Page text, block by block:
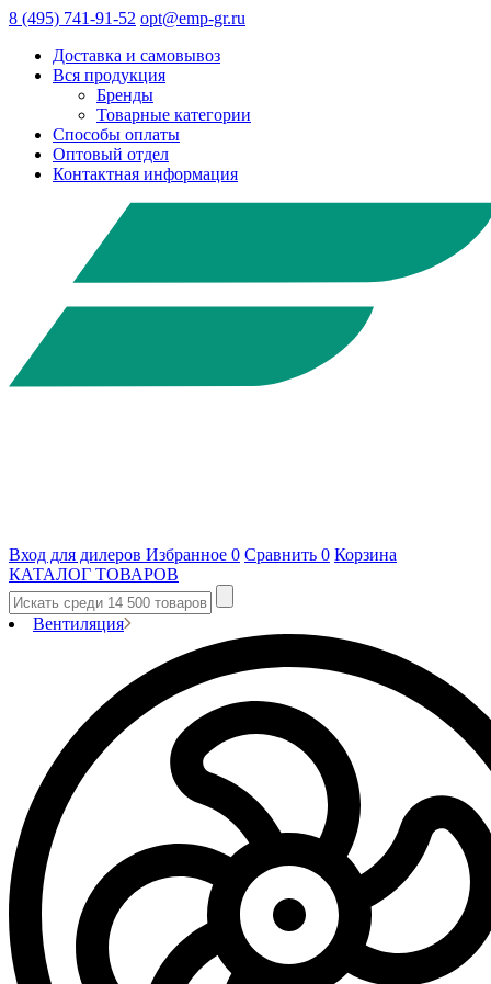
8 (495) 741-91-52 opt@emp-gr.ru
Доставка и самовывоз
Вся продукция
Бренды
Товарные категории
Способы оплаты
Оптовый отдел
Контактная информация
Вход для дилеров Избранное 0 Сравнить 0 Корзина
КАТАЛОГ ТОВАРОВ
Вентиляция